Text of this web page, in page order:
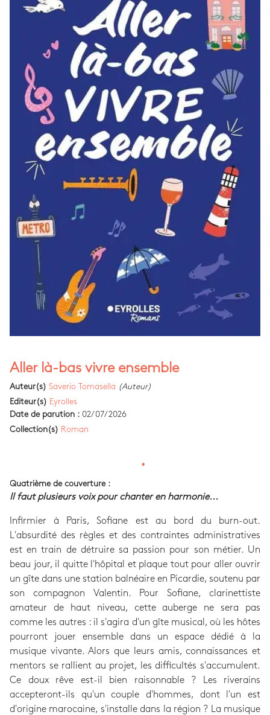
Aller là-bas vivre ensemble
Auteur(s) Saverio Tomasella (Auteur)
Editeur(s) Eyrolles
Date de parution : 02/07/2026
Collection(s) Roman
Quatrième de couverture :
Il faut plusieurs voix pour chanter en harmonie...
Infirmier à Paris, Sofiane est au bord du burn-out.
L'absurdité des règles et des contraintes administratives
est en train de détruire sa passion pour son métier. Un
beau jour, il quitte l'hôpital et plaque tout pour aller ouvrir
un gîte dans une station balnéaire en Picardie, soutenu par
son compagnon Valentin. Pour Sofiane, clarinettiste
amateur de haut niveau, cette auberge ne sera pas
comme les autres : il s'agira d'un gîte musical, où les hôtes
pourront jouer ensemble dans un espace dédié à la
musique vivante. Alors que leurs amis, connaissances et
mentors se rallient au projet, les difficultés s'accumulent.
Ce doux rêve est-il bien raisonnable ? Les riverains
accepteront-ils qu'un couple d'hommes, dont l'un est
d'origine marocaine, s'installe dans la région ? La musique